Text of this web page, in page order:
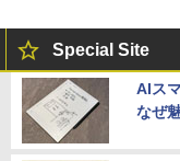
Special Site
AIス
なぜ